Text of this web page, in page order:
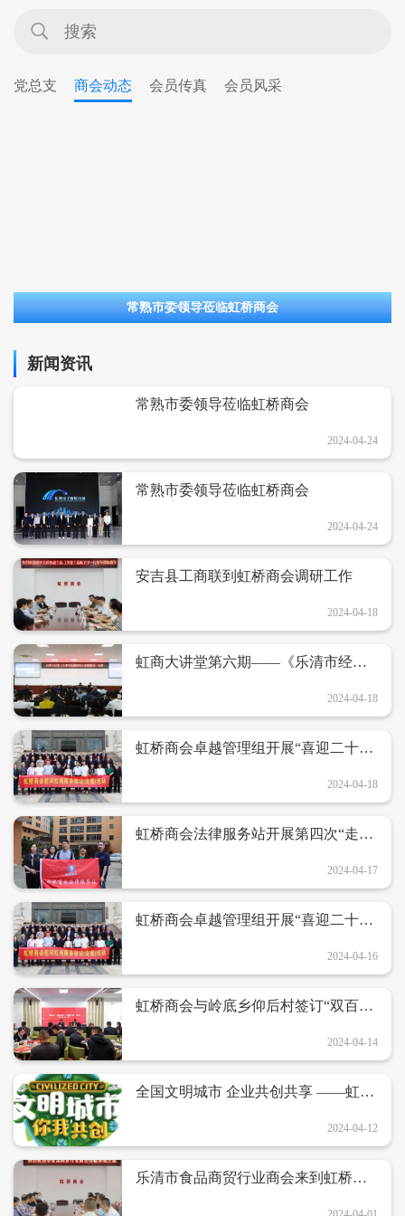
党总支 商会动态 会员传真 会员风采
常熟市委领导莅临虹桥商会
新闻资讯
常熟市委领导莅临虹桥商会
2024-04-24
常熟市委领导莅临虹桥商会
2024-04-24
安吉县工商联到虹桥商会调研工作
2024-04-18
虹商大讲堂第六期——《乐清市经信
2024-04-18
虹桥商会卓越管理组开展“喜迎二十大
虹商服务驿站单位虹桥法庭活动2024-04-18
虹桥商会法律服务站开展第四次“走进
2024-04-17
虹桥商会卓越管理组开展“喜迎二十大
虹商服务驿站单位虹桥法庭活动2024-04-16
虹桥商会与岭底乡仰后村签订“双百结
2024-04-14
全国文明城市 企业共创共享 ——虹桥
2024-04-12
乐清市食品商贸行业商会来到虹桥商